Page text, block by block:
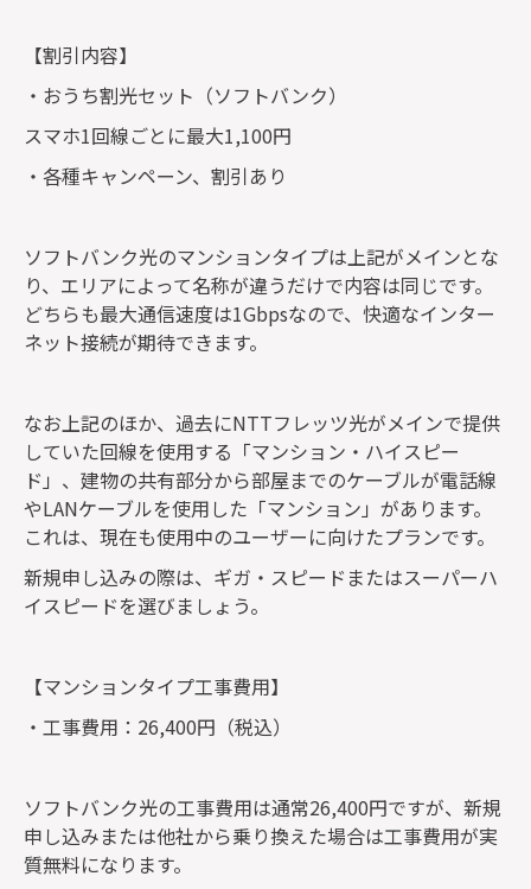
【割引内容】
・おうち割光セット（ソフトバンク）
スマホ1回線ごとに最大1,100円
・各種キャンペーン、割引あり
ソフトバンク光のマンションタイプは上記がメインとな
り、エリアによって名称が違うだけで内容は同じです。
どちらも最大通信速度は1Gbpsなので、快適なインター
ネット接続が期待できます。
なお上記のほか、過去にNTTフレッツ光がメインで提供
していた回線を使用する「マンション・ハイスピー
ド」、建物の共有部分から部屋までのケーブルが電話線
やLANケーブルを使用した「マンション」があります。
これは、現在も使用中のユーザーに向けたプランです。
新規申し込みの際は、ギガ・スピードまたはスーパーハ
イスピードを選びましょう。
【マンションタイプ工事費用】
・工事費用：26,400円（税込）
ソフトバンク光の工事費用は通常26,400円ですが、新規
申し込みまたは他社から乗り換えた場合は工事費用が実
質無料になります。